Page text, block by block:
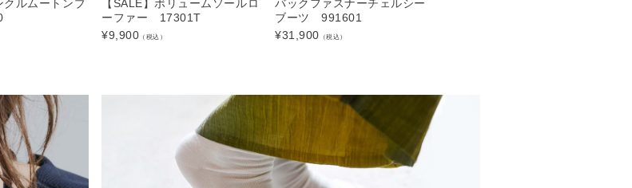
クルムートンブ
【SALE】ボリュームソールロ
ーファー 17301T
¥9,900 （税込）
バックファスナーチェルシー
ブーツ 991601
¥31,900 （税込）